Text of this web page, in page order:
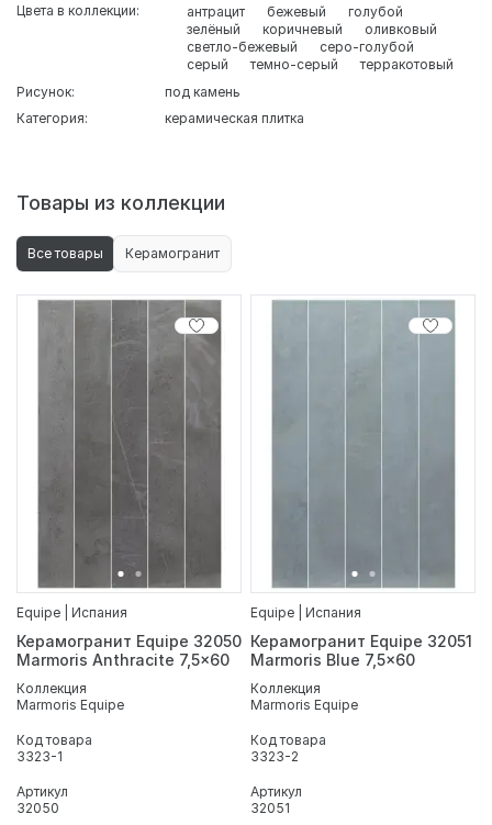
Цвета в коллекции:
антрацит бежевый
голубой
зелёный
коричневый
оливковый
светло-бежевый
серо-голубой
серый
темно-серый
терракотовый
Рисунок:
под камень
Категория:
керамическая плитка
Товары из коллекции
Все товары Керамогранит
Equipe | Испания
Керамогранит Equipe 32050
Marmoris Anthracite 7,5x60
Коллекция
Marmoris Equipe
Код товара
3323-1
Артикул
32050
Equipe | Испания
Керамогранит Equipe 32051
Marmoris Blue 7,5x60
Коллекция
Marmoris Equipe
Код товара
3323-2
Артикул
32051